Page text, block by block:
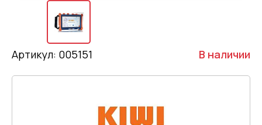
Артикул: 005151 В наличии